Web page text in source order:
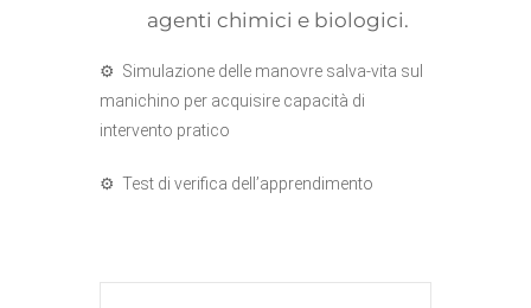
agenti chimici e biologici.
⚙ Simulazione delle manovre salva-vita sul
manichino per acquisire capacità di
intervento pratico
⚙ Test di verifica dell’apprendimento